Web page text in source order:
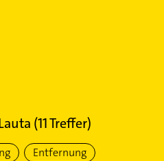
(11Treffer)
Entfernung